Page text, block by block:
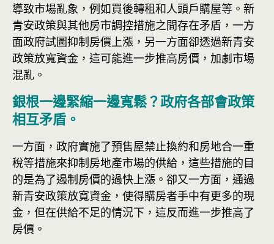
導致市場亂象，例如買後轉租和人頭戶購屋等。新
青安政策與其他房市調控措施之間存在矛盾，一方
面政府試圖抑制房價上漲，另一方面卻透過新青安
政策放寬資金，這可能進一步推高房價，加劇市場
混亂。
銀根一邊緊縮一邊寬鬆？政府各部會政策
相互矛盾。
一方面，政府實施了預售屋禁止換約和房地合一重
稅等措施來抑制房地產市場的供給，這些措施的目
的是為了遏制房價的過快上漲。卻又一方面，通過
新青安政策放寬資金，使得購房者手中有更多的現
金，但在供給不足的情況下，這反而進一步推高了
房價。